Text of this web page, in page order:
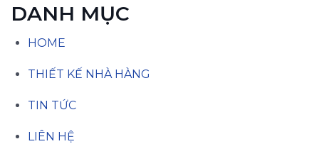
DANH MỤC
HOME
THIẾT KẾ NHÀ HÀNG
TIN TỨC
LIÊN HỆ